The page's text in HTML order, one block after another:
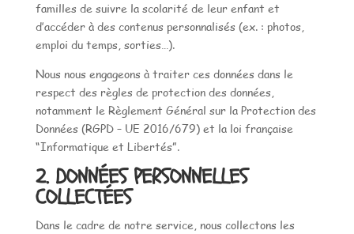
familles de suivre la scolarité de leur enfant et
d’accéder à des contenus personnalisés (ex. : photos,
emploi du temps, sorties…).
Nous nous engageons à traiter ces données dans le
respect des règles de protection des données,
notamment le Règlement Général sur la Protection des
Données (RGPD – UE 2016/679) et la loi française
“Informatique et Libertés”.
2. DONNÉES PERSONNELLES
COLLECTÉES
Dans le cadre de notre service, nous collectons les